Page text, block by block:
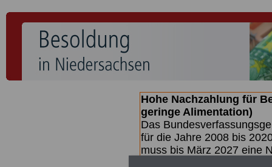
Hohe Nachzahlung für
geringe Alimentation)
Das
für die Jahre 2008 bis
muss bis März 2027 eine